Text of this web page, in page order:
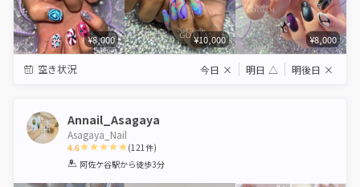
¥8,000 ¥10,000 ¥8,000
空き状況 今日 × 明日 △ 明後日 ×
Annail_Asagaya
Asagaya_Nail
4.6
1 2 3 4 5
(121件)
阿佐ケ谷駅から徒歩3分